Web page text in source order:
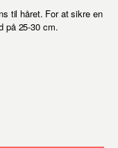
til håret. For at sikre en
på 25-30 cm.